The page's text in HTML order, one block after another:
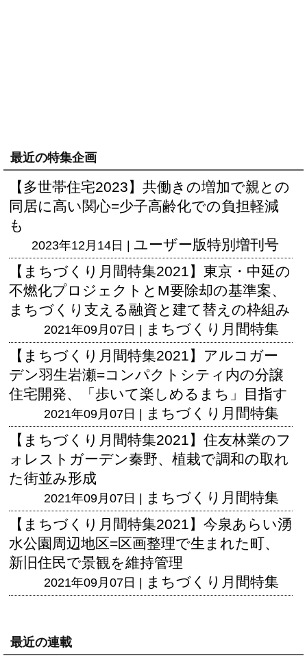
最近の特集企画
【多世帯住宅2023】共働きの増加で親との
同居に高い関心=少子高齢化での負担軽減
も
2023年12月14日 | ユーザー版特別増刊号
【まちづくり月間特集2021】東京・中延の
不燃化プロジェクトとM要除却の基準案、
まちづくり支える融資と建て替えの枠組み
2021年09月07日 | まちづくり月間特集
【まちづくり月間特集2021】アルコガー
デン羽生岩瀬=コンパクトシティ内の分譲
住宅開発、「歩いて楽しめるまち」目指す
2021年09月07日 | まちづくり月間特集
【まちづくり月間特集2021】住友林業のフ
ォレストガーデン秦野、植栽で調和の取れ
た街並み形成
2021年09月07日 | まちづくり月間特集
【まちづくり月間特集2021】今泉あらい湧
水公園周辺地区=区画整理で生まれた町、
新旧住民で景観を維持管理
2021年09月07日 | まちづくり月間特集
最近の連載